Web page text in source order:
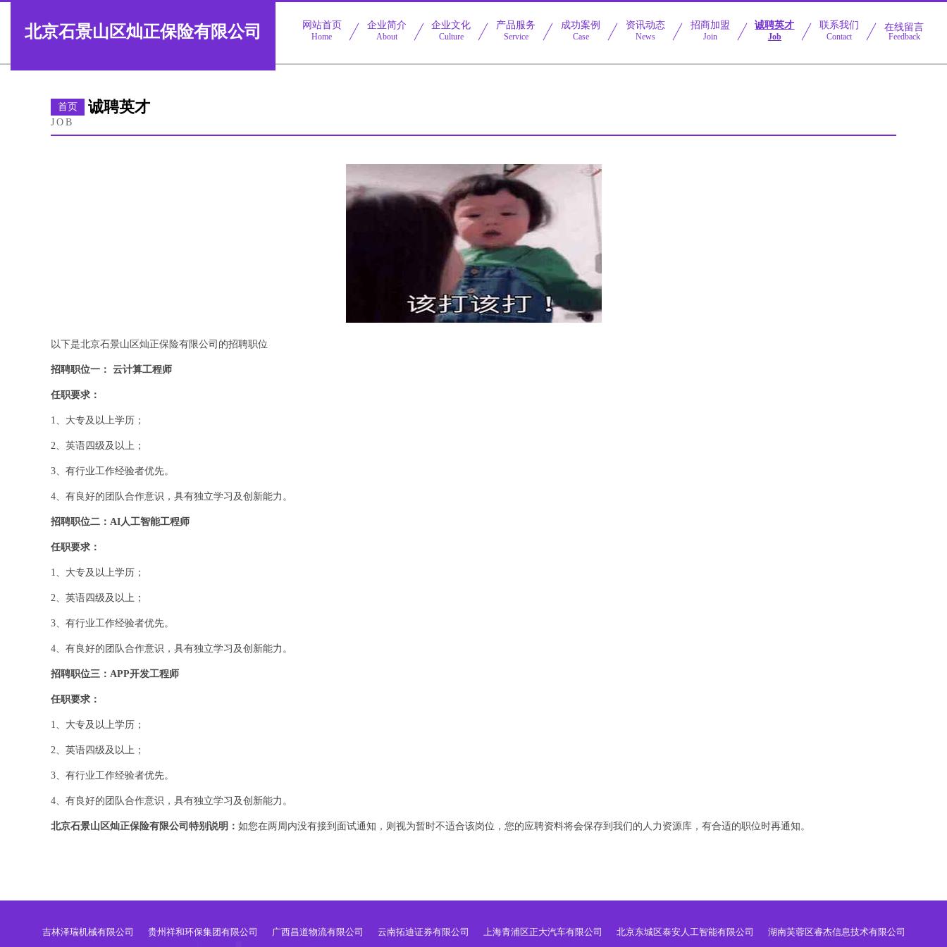
北京石景山区灿正保险有限公司 网站首页
Home
企业简介
About
企业文化
Culture
产品服务
Service
成功案例
Case
资讯动态
News
招商加盟
Join
诚聘英才
Job
联系我们
Contact
在线留言
Feedback
首页 诚聘英才
JOB
以下是北京石景山区灿正保险有限公司的招聘职位
招聘职位一： 云计算工程师
任职要求：
1、大专及以上学历；
2、英语四级及以上；
3、有行业工作经验者优先。
4、有良好的团队合作意识，具有独立学习及创新能力。
招聘职位二：AI人工智能工程师
任职要求：
1、大专及以上学历；
2、英语四级及以上；
3、有行业工作经验者优先。
4、有良好的团队合作意识，具有独立学习及创新能力。
招聘职位三：APP开发工程师
任职要求：
1、大专及以上学历；
2、英语四级及以上；
3、有行业工作经验者优先。
4、有良好的团队合作意识，具有独立学习及创新能力。
北京石景山区灿正保险有限公司特别说明： 如您在两周内没有接到面试通知，则视为暂时不适合该岗位，您的应聘资料将会保存到我们的人力资源库，有合适的职位时再通知。
吉林泽瑞机械有限公司 贵州祥和环保集团有限公司 广西昌道物流有限公司 云南拓迪证券有限公司 上海青浦区正大汽车有限公司 北京东城区泰安人工智能有限公司 湖南芙蓉区睿杰信息技术有限公司